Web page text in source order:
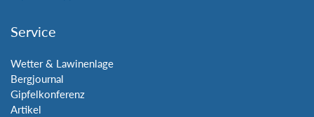
Service
Wetter & Lawinenlage
Bergjournal
Gipfelkonferenz
Artikel